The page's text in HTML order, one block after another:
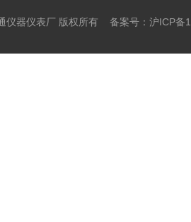
仪器仪表厂 版权所有 备案号：沪ICP备